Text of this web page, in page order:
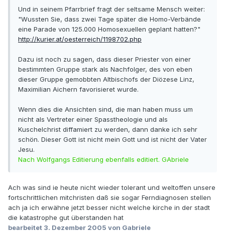
Und in seinem Pfarrbrief fragt der seltsame Mensch weiter:
"Wussten Sie, dass zwei Tage später die Homo-Verbände
eine Parade von 125.000 Homosexuellen geplant hatten?"
http://kurier.at/oesterreich/1198702.php
Dazu ist noch zu sagen, dass dieser Priester von einer
bestimmten Gruppe stark als Nachfolger, des von eben
dieser Gruppe gemobbten Altbischofs der Diözese Linz,
Maximilian Aichern favorisieret wurde.
Wenn dies die Ansichten sind, die man haben muss um
nicht als Vertreter einer Spasstheologie und als
Kuschelchrist diffamiert zu werden, dann danke ich sehr
schön. Dieser Gott ist nicht mein Gott und ist nicht der Vater
Jesu.
Nach Wolfgangs Editierung ebenfalls editiert. GAbriele
Ach was sind ie heute nicht wieder tolerant und weltoffen unsere
fortschrittlichen mitchristen daß sie sogar Ferndiagnosen stellen
ach ja ich erwähne jetzt besser nicht welche kirche in der stadt
die katastrophe gut überstanden hat
bearbeitet 3. Dezember 2005 von Gabriele